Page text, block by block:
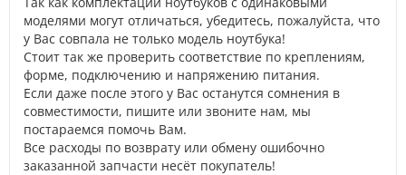
моделями могут отличаться, убедитесь, пожалуйста, что
у Вас совпала не только модель ноутбука!
Стоит так же проверить соответствие по креплениям,
форме, подключению и напряжению питания.
Если даже после этого у Вас останутся сомнения в
совместимости, пишите или звоните нам, мы
постараемся помочь Вам.
Все расходы по возврату или обмену ошибочно
заказанной запчасти несёт покупатель!